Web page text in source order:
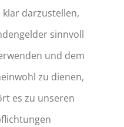
klar darzustellen,
sinnvoll
und dem
zu dienen,
es zu unseren